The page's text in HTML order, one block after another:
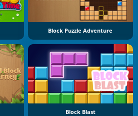
Block Puzzle Adventure
Block Blast